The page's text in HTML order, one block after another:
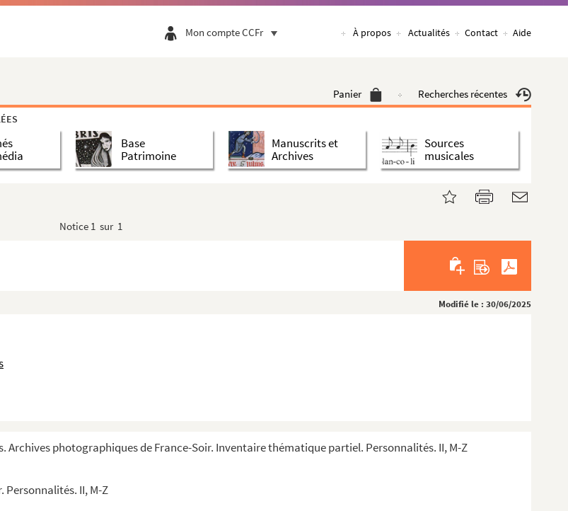
Mon compte CCFr À propos Actualités Contact Aide
Panier Recherches récentes
Base
Patrimoine
Manuscrits et
Archives
Sources
musicales
Notice 1 sur 1
Modifié le : 30/06/2025
Archives photographiques de France-Soir. Inventaire thématique partiel. Personnalités. II, M-Z
Personnalités. II, M-Z